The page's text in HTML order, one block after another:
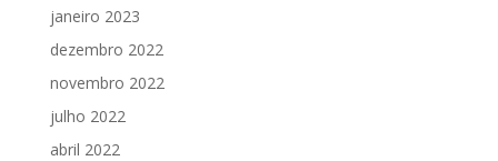
janeiro 2023
dezembro 2022
novembro 2022
julho 2022
abril 2022